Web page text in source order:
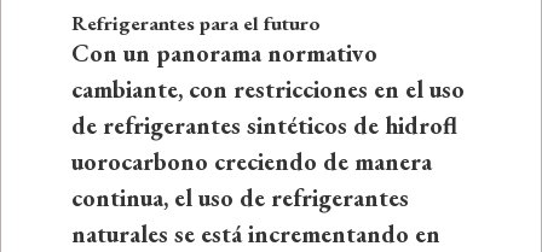
Refrigerantes para el futuro
Con un panorama normativo
cambiante, con restricciones en el uso
de refrigerantes sintéticos de hidrofl
uorocarbono creciendo de manera
continua, el uso de refrigerantes
naturales se está incrementando en